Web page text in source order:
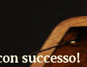
successo!